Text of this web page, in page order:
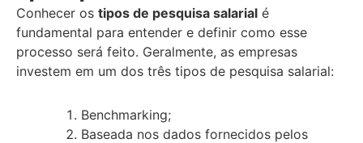
Conhecer os tipos de pesquisa salarial é
fundamental para entender e definir como esse
processo será feito. Geralmente, as empresas
investem em um dos três tipos de pesquisa salarial:
Benchmarking;
Baseada nos dados fornecidos pelos